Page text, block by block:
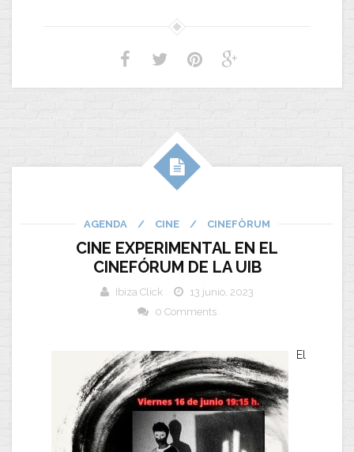
AGENDA / CINE / CINEFÒRUM
CINE EXPERIMENTAL EN EL
CINEFÓRUM DE LA UIB
Ibiza Click
13 junio, 2023
0 Comments
El